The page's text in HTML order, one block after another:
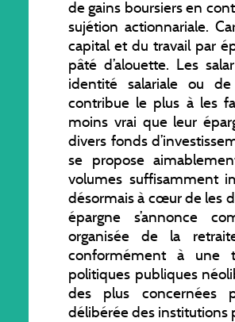
de gains boursiers en
sujétion actionnariale.
capital et du travail par
pâté d’alouette. Les
identité salariale ou
contribue le plus à les
moins vrai que leur
divers fonds
se propose
volumes suffisamment
désormais à cœur de les
épargne s’annonce
organisée de la
conformément à une
politiques publiques
des plus concernées
délibérée des institutions